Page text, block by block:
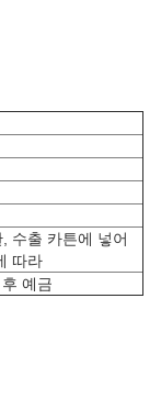
수출 카튼에 넣어
따라
예금